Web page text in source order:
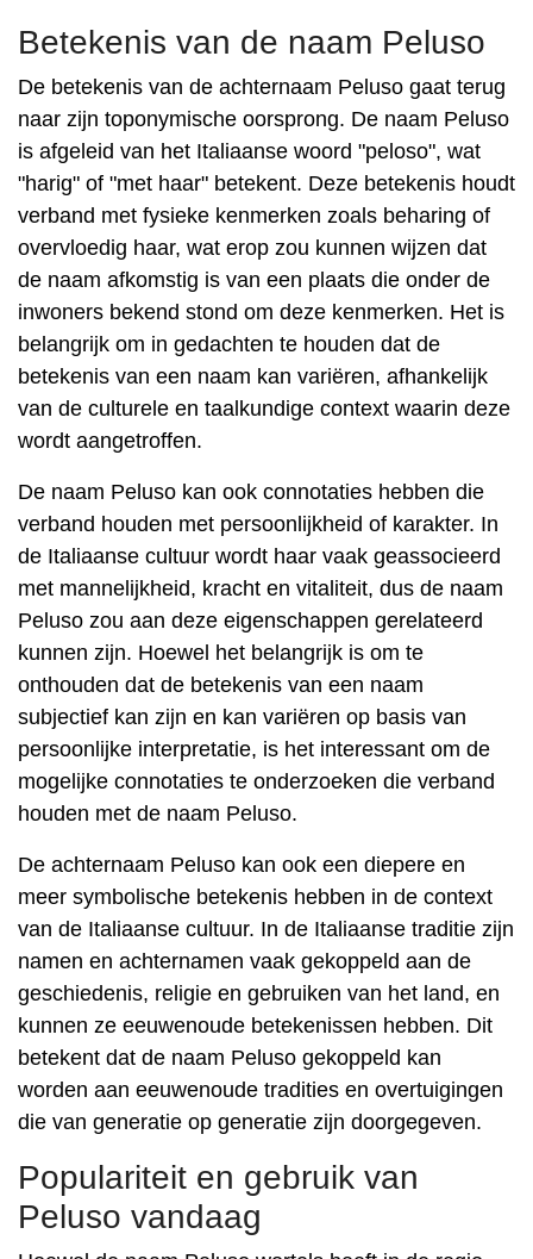
Betekenis van de naam Peluso
De betekenis van de achternaam Peluso gaat terug
naar zijn toponymische oorsprong. De naam Peluso
is afgeleid van het Italiaanse woord "peloso", wat
"harig" of "met haar" betekent. Deze betekenis houdt
verband met fysieke kenmerken zoals beharing of
overvloedig haar, wat erop zou kunnen wijzen dat
de naam afkomstig is van een plaats die onder de
inwoners bekend stond om deze kenmerken. Het is
belangrijk om in gedachten te houden dat de
betekenis van een naam kan variëren, afhankelijk
van de culturele en taalkundige context waarin deze
wordt aangetroffen.
De naam Peluso kan ook connotaties hebben die
verband houden met persoonlijkheid of karakter. In
de Italiaanse cultuur wordt haar vaak geassocieerd
met mannelijkheid, kracht en vitaliteit, dus de naam
Peluso zou aan deze eigenschappen gerelateerd
kunnen zijn. Hoewel het belangrijk is om te
onthouden dat de betekenis van een naam
subjectief kan zijn en kan variëren op basis van
persoonlijke interpretatie, is het interessant om de
mogelijke connotaties te onderzoeken die verband
houden met de naam Peluso.
De achternaam Peluso kan ook een diepere en
meer symbolische betekenis hebben in de context
van de Italiaanse cultuur. In de Italiaanse traditie zijn
namen en achternamen vaak gekoppeld aan de
geschiedenis, religie en gebruiken van het land, en
kunnen ze eeuwenoude betekenissen hebben. Dit
betekent dat de naam Peluso gekoppeld kan
worden aan eeuwenoude tradities en overtuigingen
die van generatie op generatie zijn doorgegeven.
Populariteit en gebruik van
Peluso vandaag